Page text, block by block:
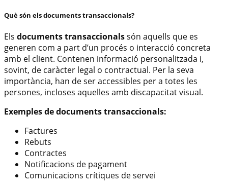
Què són els documents transaccionals?
Els documents transaccionalssón aquells que es
generen com a part d’un procés o interacció concreta
amb el client. Contenen informació personalitzada i,
sovint, de caràcter legal o contractual. Per la seva
importància, han de ser accessibles per a totes les
persones, incloses aquelles amb discapacitat visual.
Exemples de documents transaccionals:
Factures
Rebuts
Contractes
Notificacions de pagament
Comunicacions crítiques de servei